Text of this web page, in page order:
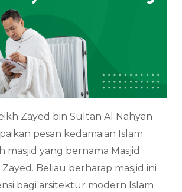
Zayed bin Sultan Al Nahyan
pesan kedamaian Islam
masjid yang bernama Masjid
Beliau berharap masjid ini
bagi arsitektur modern Islam